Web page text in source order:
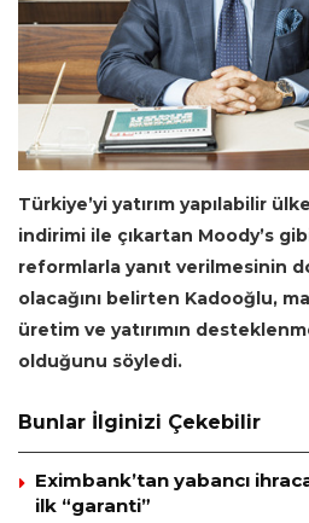
Türkiye’yi yatırım yapılabilir
indirimi ile çıkartan Moody’s
reformlarla yanıt verilmesinin
olacağını belirten Kadooğlu,
üretim ve yatırımın
olduğunu söyledi.
Bunlar İlginizi Çekebilir
Eximbank’tan yabancı
ilk “garanti”